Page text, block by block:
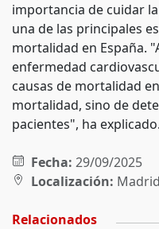
importancia de cuidar
una de las principales
mortalidad en España.
enfermedad
causas de mortalidad
mortalidad, sino de
pacientes", ha explicado.
Fecha: 29/09/2025
Localización: Madrid
Relacionados